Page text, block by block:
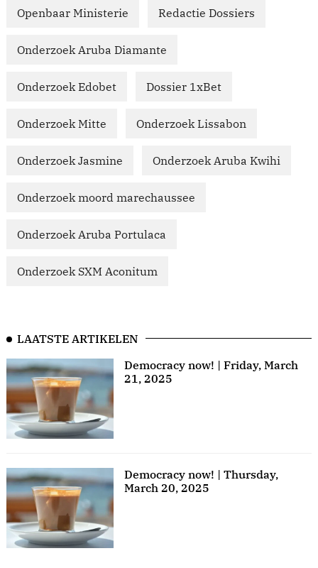
Openbaar Ministerie Redactie Dossiers
Onderzoek Aruba Diamante
Onderzoek Edobet Dossier 1xBet
Onderzoek Mitte Onderzoek Lissabon
Onderzoek Jasmine Onderzoek Aruba Kwihi
Onderzoek moord marechaussee
Onderzoek Aruba Portulaca
Onderzoek SXM Aconitum
LAATSTE ARTIKELEN
Democracy now! | Friday, March
21, 2025
Democracy now! | Thursday,
March 20, 2025